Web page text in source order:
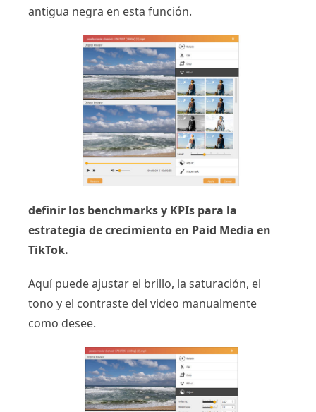
antigua negra en esta función.
definir los benchmarks y KPIs para la
estrategia de crecimiento en Paid Media en
TikTok.
Aquí puede ajustar el brillo, la saturación, el
tono y el contraste del video manualmente
como desee.